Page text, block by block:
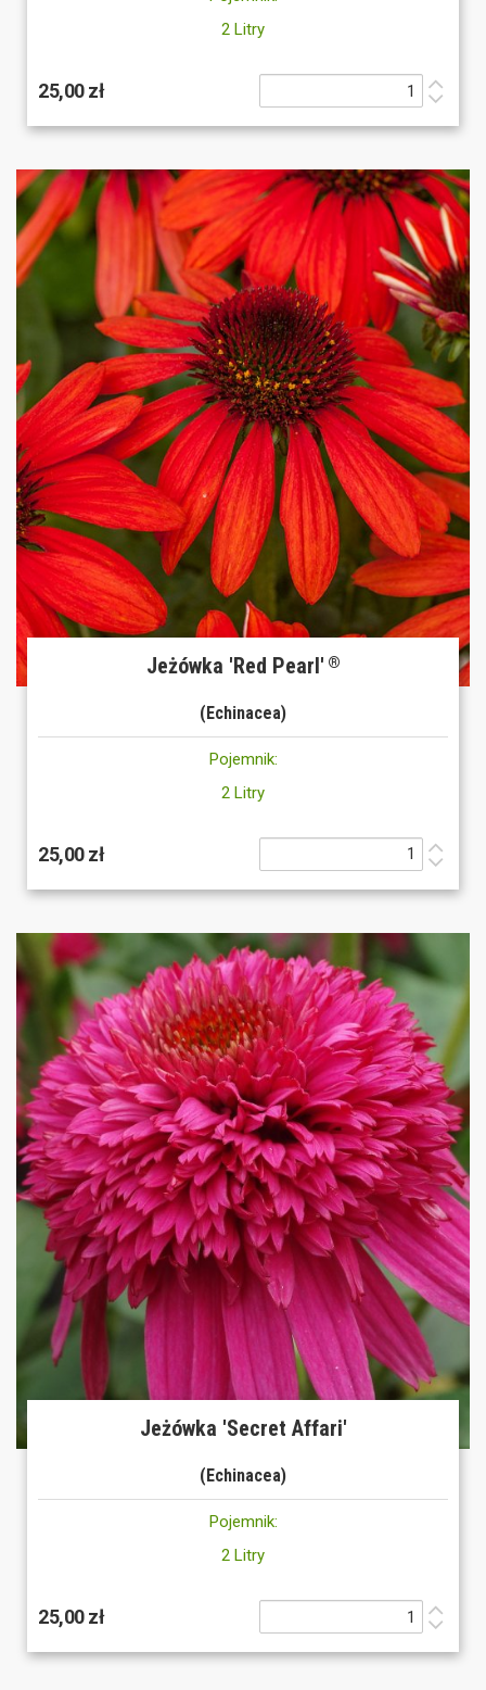
2 Litry
25,00 zł
Jeżówka 'Red Pearl' ®
(Echinacea)
Pojemnik:
2 Litry
25,00 zł
Jeżówka 'Secret Affari'
(Echinacea)
Pojemnik:
2 Litry
25,00 zł